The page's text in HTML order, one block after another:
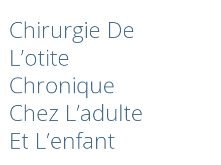
Chirurgie De
L’otite
Chronique
Chez L’adulte
Et L’enfant